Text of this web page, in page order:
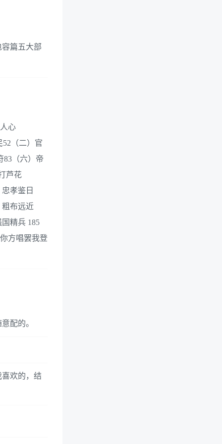
篇五大部
心
52（二）官
83（六）帝
芦花
孝鉴日
粗布远近
精兵 185
方唱罢我登
配的。
欢的，结